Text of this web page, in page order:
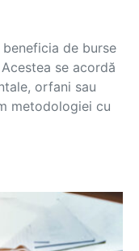
de burse
se acordă
orfani sau
metodologiei cu